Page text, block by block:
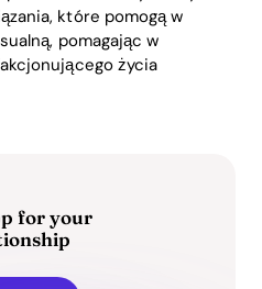
które pomogą w
pomagając w
życia
for your